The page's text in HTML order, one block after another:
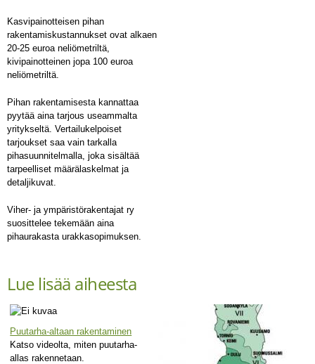
Kasvipainotteisen pihan
rakentamiskustannukset ovat alkaen
20-25 euroa neliömetriltä,
kivipainotteinen jopa 100 euroa
neliömetriltä.
Pihan rakentamisesta kannattaa
pyytää aina tarjous useammalta
yritykseltä. Vertailukelpoiset
tarjoukset saa vain tarkalla
pihasuunnitelmalla, joka sisältää
tarpeelliset määrälaskelmat ja
detaljikuvat.
Viher- ja ympäristörakentajat ry
suosittelee tekemään aina
pihaurakasta urakkasopimuksen.
Lue lisää aiheesta
Puutarha-altaan rakentaminen
Katso videolta, miten puutarha-
allas rakennetaan.